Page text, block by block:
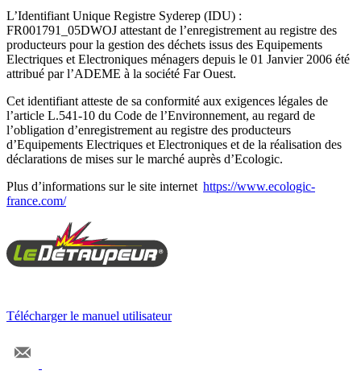
L’Identifiant Unique Registre Syderep (IDU) :
FR001791_05DWOJ attestant de l’enregistrement au registre des
producteurs pour la gestion des déchets issus des Equipements
Electriques et Electroniques ménagers depuis le 01 Janvier 2006 été
attribué par l’ADEME à la société Far Ouest.
Cet identifiant atteste de sa conformité aux exigences légales de
l’article L.541-10 du Code de l’Environnement, au regard de
l’obligation d’enregistrement au registre des producteurs
d’Equipements Electriques et Electroniques et de la réalisation des
déclarations de mises sur le marché auprès d’Ecologic.
Plus d’informations sur le site internet https://www.ecologic-
france.com/
Télécharger le manuel utilisateur